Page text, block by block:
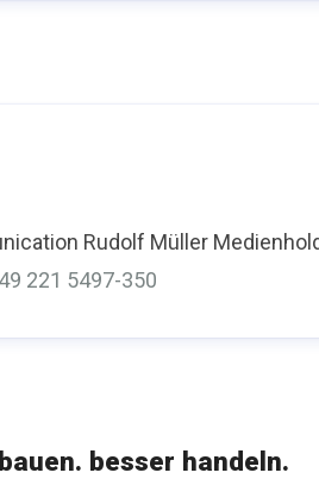
Rudolf Müller
221 5497-350
besser handeln.